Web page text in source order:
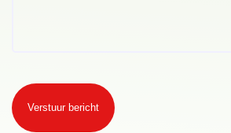
Verstuur bericht